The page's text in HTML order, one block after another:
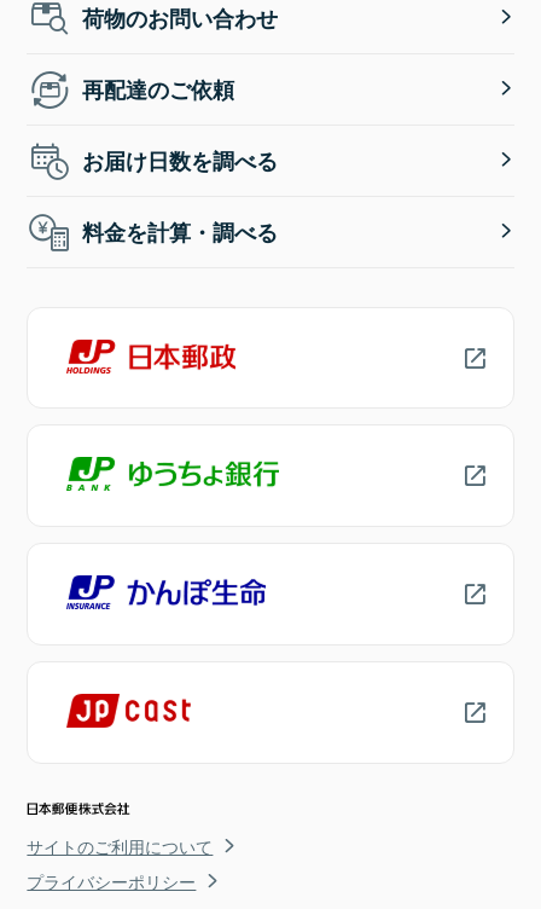
荷物のお問い合わせ
再配達のご依頼
お届け日数を調べる
料金を計算・調べる
サイトのご利用について
プライバシーポリシー